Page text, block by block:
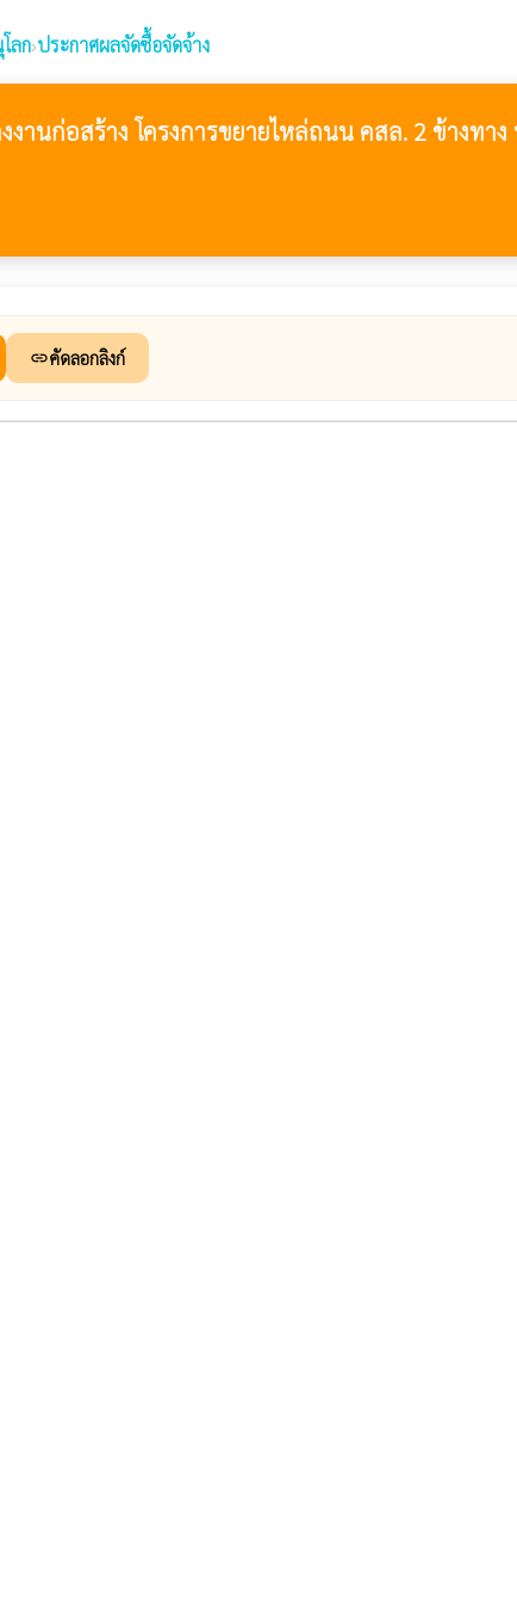
ลก›ประกาศผลจัดซื้อจัดจ้าง
านก่อสร้าง โครงการขยายไหล่ถนน คสล. 2 ข้างท
linkคัดลอกลิงก์